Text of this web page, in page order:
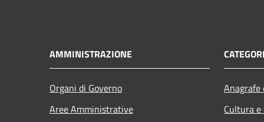
AMMINISTRAZIONE
Organi di Governo
Aree Amministrative
Cultura